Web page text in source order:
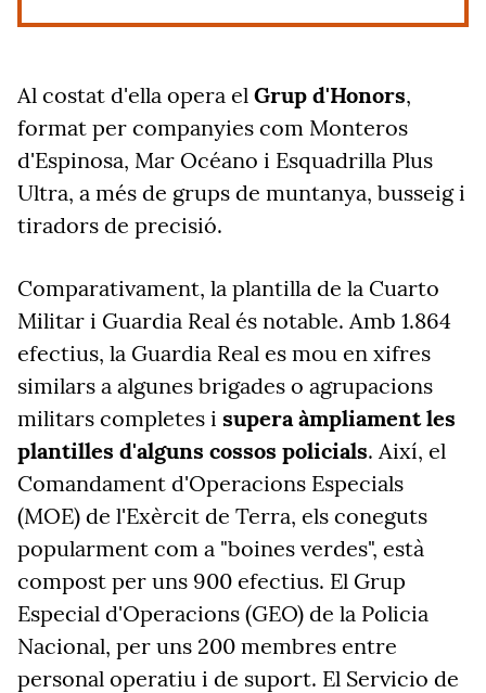
Al costat d'ella opera el Grup d'Honors,
format per companyies com Monteros
d'Espinosa, Mar Océano i Esquadrilla Plus
Ultra, a més de grups de muntanya, busseig i
tiradors de precisió.
Comparativament, la plantilla de la Cuarto
Militar i Guardia Real és notable. Amb 1.864
efectius, la Guardia Real es mou en xifres
similars a algunes brigades o agrupacions
militars completes i supera àmpliament les
plantilles d'alguns cossos policials. Així, el
Comandament d'Operacions Especials
(MOE) de l'Exèrcit de Terra, els coneguts
popularment com a "boines verdes", està
compost per uns 900 efectius. El Grup
Especial d'Operacions (GEO) de la Policia
Nacional, per uns 200 membres entre
personal operatiu i de suport. El Servicio de